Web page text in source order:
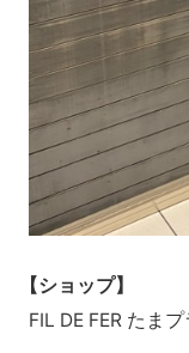
【ショップ】
FIL DE FER たま